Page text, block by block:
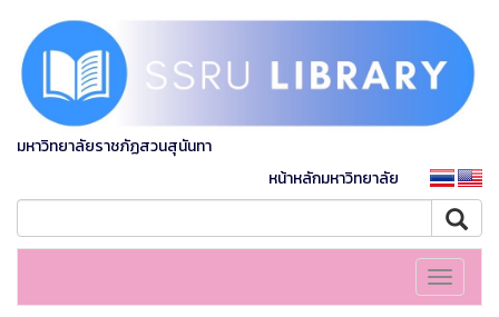
มหาวิทยาลัยราชภัฏสวนสุนันทา
หน้าหลักมหาวิทยาลัย
Toggle